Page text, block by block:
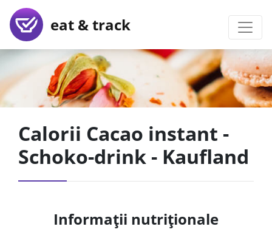
eat & track
Calorii Cacao instant -
Schoko-drink - Kaufland
Informații nutriționale